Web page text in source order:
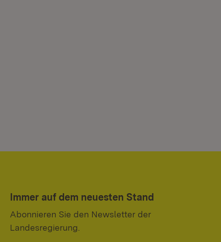
Immer auf dem neuesten Stand
Abonnieren Sie den Newsletter der
Landesregierung.